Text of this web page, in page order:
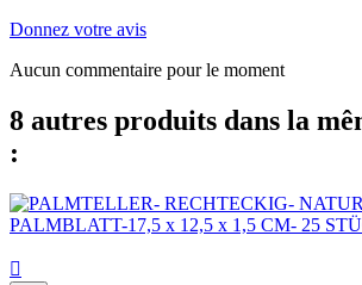
Donnez votre avis
Aucun commentaire pour le moment
8 autres produits dans la
:
